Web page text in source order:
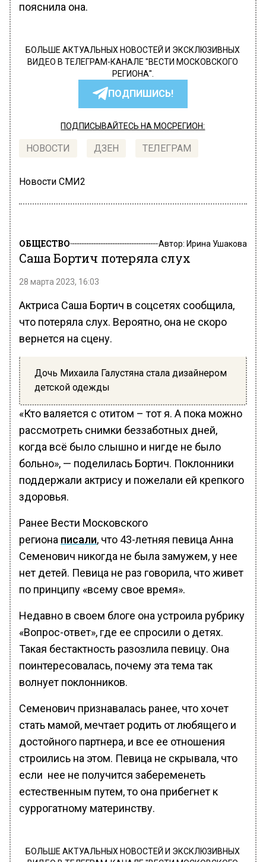
пояснила она.
БОЛЬШЕ АКТУАЛЬНЫХ НОВОСТЕЙ И ЭКСКЛЮЗИВНЫХ
ВИДЕО В ТЕЛЕГРАМ-КАНАЛЕ "ВЕСТИ МОСКОВСКОГО
РЕГИОНА".
ПОДПИШИСЬ!
ПОДПИСЫВАЙТЕСЬ НА МОСРЕГИОН:
НОВОСТИ ДЗЕН ТЕЛЕГРАМ
Новости СМИ2
ОБЩЕСТВО Автор: Ирина Ушакова
Саша Бортич потеряла слух
28 марта 2023, 16:03
Актриса Саша Бортич в соцсетях сообщила,
что потеряла слух. Вероятно, она не скоро
вернется на сцену.
Дочь Михаила Галустяна стала дизайнером
детской одежды
«Кто валяется с отитом – тот я. А пока можно
рассмотреть снимки беззаботных дней,
когда всё было слышно и нигде не было
больно», — поделилась Бортич. Поклонники
поддержали актрису и пожелали ей крепкого
здоровья.
Ранее Вести Московского
региона писали, что 43-летняя певица Анна
Семенович никогда не была замужем, у нее
нет детей. Певица не раз говорила, что живет
по принципу «всему свое время».
Недавно в своем блоге она устроила рубрику
«Вопрос-ответ», где ее спросили о детях.
Такая бестактность разозлила певицу. Она
поинтересовалась, почему эта тема так
волнует поклонников.
Семенович признавалась ранее, что хочет
стать мамой, мечтает родить от любящего и
достойного партнера, и все ее отношения
строились на этом. Певица не скрывала, что
если нее не получится забеременеть
естественным путем, то она прибегнет к
суррогатному материнству.
БОЛЬШЕ АКТУАЛЬНЫХ НОВОСТЕЙ И ЭКСКЛЮЗИВНЫХ